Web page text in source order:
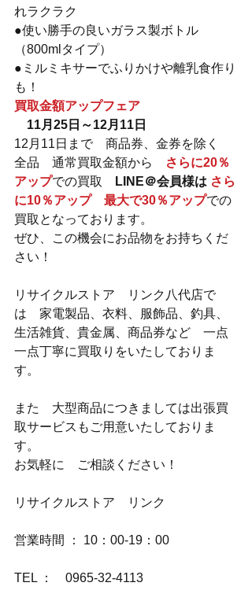
れラクラク
●使い勝手の良いガラス製ボトル
（800mlタイプ）
●ミルミキサーでふりかけや離乳食作り
も！
買取金額アップフェア
11月25日～12月11日
12月11日まで　商品券、金券を除く
全品　通常買取金額から
さらに20％
アップでの買取 LINE＠会員様は さら
に10％アップ　最大で30％アップでの
買取となっております。
ぜひ、この機会にお品物をお持ちくだ
さい！
リサイクルストア　リンク八代店で
は　家電製品、衣料、服飾品、釣具、
生活雑貨、貴金属、商品券など　一点
一点丁寧に買取りをいたしておりま
す。
また　大型商品につきましては出張買
取サービスもご用意いたしておりま
す。
お気軽に　ご相談ください！
リサイクルストア　リンク
営業時間 ： 10：00-19：00
TEL ：　0965-32-4113